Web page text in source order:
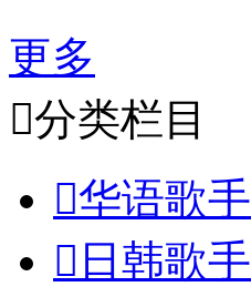
更多
分类栏目
华语歌手
 日韩歌手